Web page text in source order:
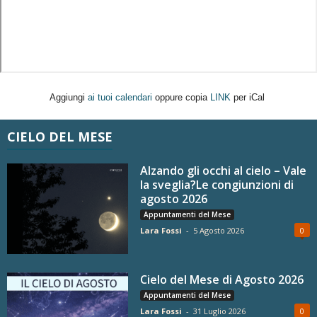
Aggiungi ai tuoi calendari oppure copia LINK per iCal
CIELO DEL MESE
Alzando gli occhi al cielo – Vale
la sveglia?Le congiunzioni di
agosto 2026
Appuntamenti del Mese
Lara Fossi - 5 Agosto 2026 0
Cielo del Mese di Agosto 2026
Appuntamenti del Mese
Lara Fossi - 31 Luglio 2026 0